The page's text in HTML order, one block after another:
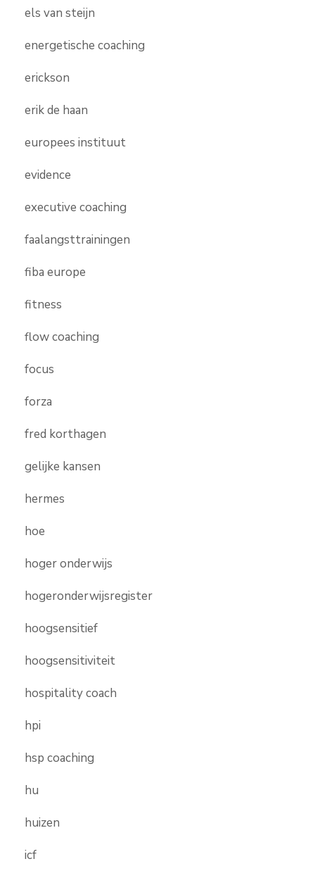
els van steijn
energetische coaching
erickson
erik de haan
europees instituut
evidence
executive coaching
faalangsttrainingen
fiba europe
fitness
flow coaching
focus
forza
fred korthagen
gelijke kansen
hermes
hoe
hoger onderwijs
hogeronderwijsregister
hoogsensitief
hoogsensitiviteit
hospitality coach
hpi
hsp coaching
hu
huizen
icf